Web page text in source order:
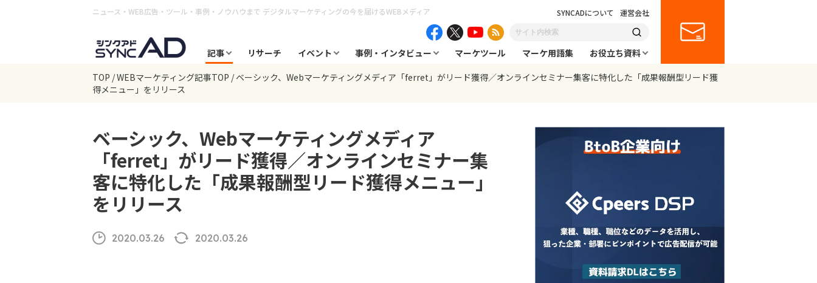
ニュース・WEB広告・ツール・事例・ノウハウまで デジタルマーケティングの今を届けるWEBメディア SYNCADについて 運営会社
記事 リサーチ イベント 事例・インタビュー マーケツール マーケ用語集
お役立ち資料
TOP WEBマーケティング記事TOP
ベーシック、Webマーケティングメディア「ferret」がリード獲得／オンラインセミナー集客に特化した「成果報酬型リード獲
得メニュー」をリリース
ベーシック、Webマーケティングメディア
「ferret」がリード獲得／オンラインセミナー集
客に特化した「成果報酬型リード獲得メニュー」
をリリース
2020.03.26 2020.03.26